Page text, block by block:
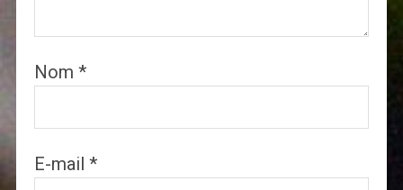
Nom *
E-mail *